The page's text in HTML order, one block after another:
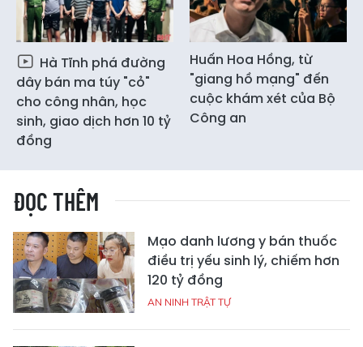
Hà Tĩnh phá đường
dây bán ma túy "cỏ"
cho công nhân, học
sinh, giao dịch hơn 10 tỷ
đồng
Huấn Hoa Hồng, từ
"giang hồ mạng" đến
cuộc khám xét của Bộ
Công an
ĐỌC THÊM
Mạo danh lương y bán thuốc
điều trị yếu sinh lý, chiếm hơn
120 tỷ đồng
AN NINH TRẬT TỰ